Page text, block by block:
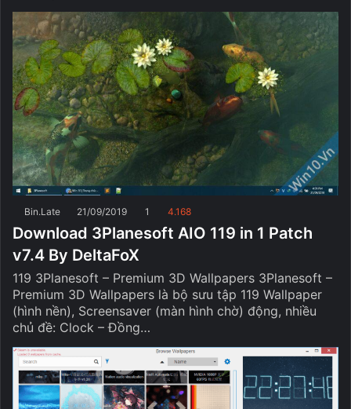
Bin.Late 21/09/2019 1 4.168
Download 3Planesoft AIO 119 in 1 Patch
v7.4 By DeltaFoX
119 3Planesoft – Premium 3D Wallpapers 3Planesoft –
Premium 3D Wallpapers là bộ sưu tập 119 Wallpaper
(hình nền), Screensaver (màn hình chờ) động, nhiều
chủ đề: Clock – Đồng…